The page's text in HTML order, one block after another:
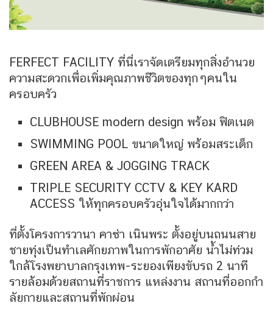
FERFECT FACILITY ที่นี่เราจัดเตรียมทุกสิ่งอำนวย
ความสะดวกเพื่อเพิ่มคุณภาพชีวิตของทุกๆคนใน
ครอบครัว
CLUBHOUSE modern design พร้อม ฟิตเนต
SWIMMING POOL ขนาดใหญ่ พร้อมสระเด็ก
GREEN AREA & JOGGING TRACK
TRIPLE SECURITY CCTV & KEY KARD
ACCESS ให้ทุกครอบครัวอุ่นใจได้มากกว่า
ที่ตั้งโครงการวานา คาซ่า เนินพระ ตั้งอยู่บนถนนสาย
ชายทุ่งเป็นทำเลศักยภาพในการพักอาศัย น้ำไม่ท่วม
ใกล้โรงพยาบาลกรุงเทพ-ระยองเพียงขับรถ 2 นาที
รายล้อมด้วยสถานที่ราชการ แหล่งงาน สถานที่ออกกำ
ลัยกายและสถานที่พักผ่อน